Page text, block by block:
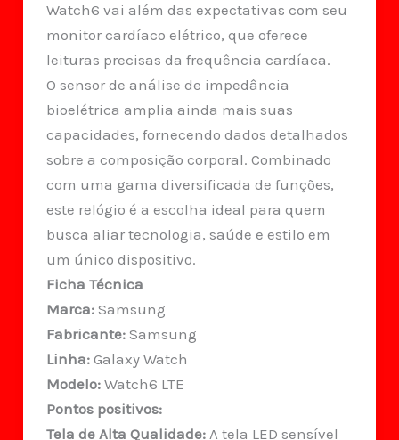
Watch6 vai além das expectativas com seu
monitor cardíaco elétrico, que oferece
leituras precisas da frequência cardíaca.
O sensor de análise de impedância
bioelétrica amplia ainda mais suas
capacidades, fornecendo dados detalhados
sobre a composição corporal. Combinado
com uma gama diversificada de funções,
este relógio é a escolha ideal para quem
busca aliar tecnologia, saúde e estilo em
um único dispositivo.
Ficha Técnica
Marca:Samsung
Fabricante:Samsung
Linha:Galaxy Watch
Modelo:Watch6 LTE
Pontos positivos:
Tela de Alta Qualidade:A tela LED sensível